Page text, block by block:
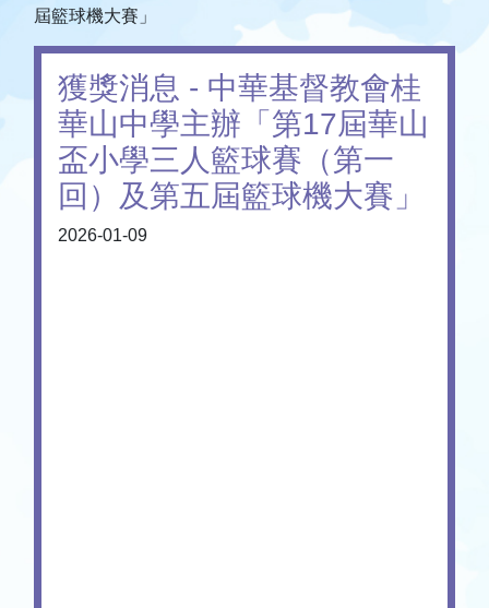
屆籃球機大賽」
獲獎消息 - 中華基督教會桂
華山中學主辦「第17屆華山
盃小學三人籃球賽（第一
回）及第五屆籃球機大賽」
2026-01-09